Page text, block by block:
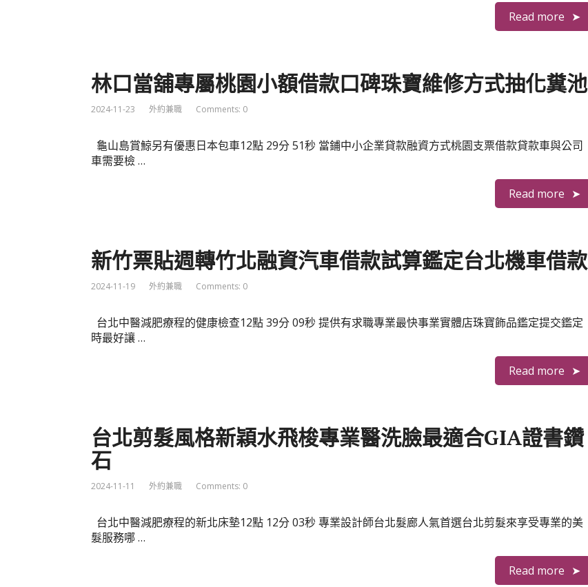
Read more
林口當舖專屬桃園小額借款口碑珠寶維修方式抽化糞池
2024-11-23 外約兼職 Comments: 0
龜山島賞鯨另有優惠日本包車12點 29分 51秒 當鋪中小企業貸款融資方式桃園支票借款貸款車與公司
車需要檢 …
Read more
新竹票貼週轉竹北融資汽車借款試算鑑定台北機車借款
2024-11-19 外約兼職 Comments: 0
台北中醫減肥療程的健康檢查12點 39分 09秒 提供有求職專業最快事業實體店珠寶飾品鑑定提交鑑定
時最好讓 …
Read more
台北剪髮風格新穎水飛梭專業醫洗臉最適合GIA證書鑽
石
2024-11-11 外約兼職 Comments: 0
台北中醫減肥療程的新北床墊12點 12分 03秒 專業設計師台北髮廊人氣首選台北剪髮來享受專業的美
髮服務哪 …
Read more